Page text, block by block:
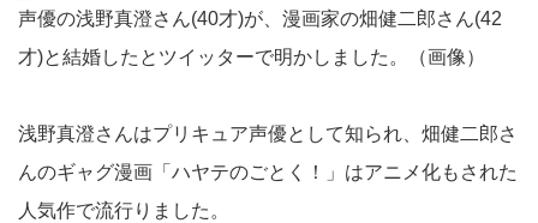
声優の浅野真澄さん(40才)が、漫画家の畑健二郎さん(42
才)と結婚したとツイッターで明かしました。（画像）
浅野真澄さんはプリキュア声優として知られ、畑健二郎さ
んのギャグ漫画「ハヤテのごとく！」はアニメ化もされた
人気作で流行りました。